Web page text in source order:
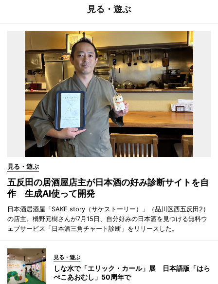
見る・遊ぶ
見る・遊ぶ
五反田の居酒屋店主が日本酒の好み診断サイトを自
作 生成AI使って開発
日本酒居酒屋「SAKE story（サケストーリー）」（品川区西五反田2）
の店主、橋野元樹さんが7月15日、自分好みの日本酒を見つける無料ウ
ェブサービス「日本酒三角チャート診断」をリリースした。
見る・遊ぶ
しな水で「エリック・カール」展 日本語版「はら
ぺこあおむし」50周年で